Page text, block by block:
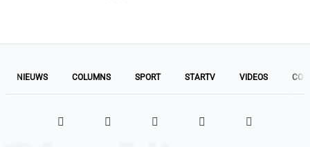
NIEUWS COLUMNS SPORT STARTV VIDEOS